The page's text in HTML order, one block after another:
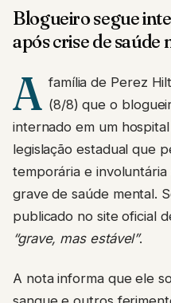
Blogueiro segue
após crise de saúde
A família de Perez
(8/8) que o
internado em um
legislação estadual que
temporária e
grave de saúde mental.
publicado no site oficial
“grave, mas estável”.
A nota informa que ele